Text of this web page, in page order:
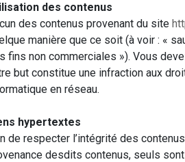
des contenus
des contenus provenant du site
manière que ce soit (à voir : «
fins non commerciales »). Vous
but constitue une infraction aux
en réseau.
hypertextes
de respecter l’intégrité des
desdits contenus, seuls